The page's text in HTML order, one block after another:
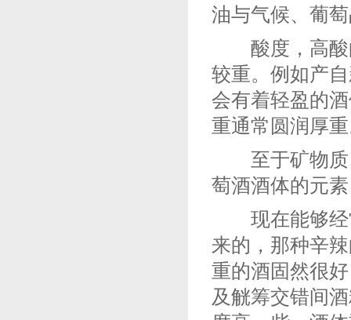
油与气候、葡
酸度，高酸
较重。例如产
会有着轻盈的
重通常圆润厚
至于矿物质
萄酒酒体的元
现在能够经
来的，那种辛
重的酒固然很
及觥筹交错间